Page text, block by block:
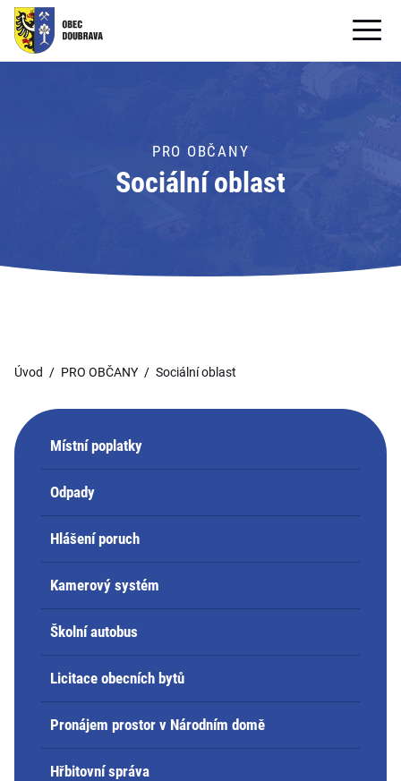
OBECNÍ ÚŘAD
PRO OBČANY
PRO TURISTY
PRO OBČANY
Sociální oblast
Úvod PRO OBČANY Sociální oblast
Místní poplatky
Odpady
Hlášení poruch
Kamerový systém
Školní autobus
Licitace obecních bytů
Pronájem prostor v Národním domě
Hřbitovní správa